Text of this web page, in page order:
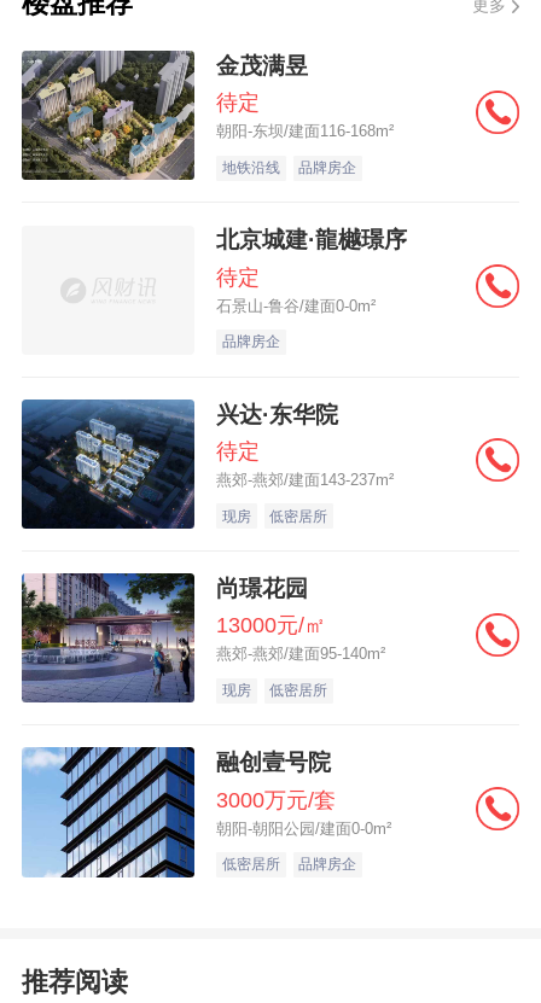
房地产泡沫形成的另一重要原因。受新古典
经济理论影响，美国政府在监管理念方面过
分相信市场，认为*少的监管就是较好的监
管。在缺少政府监管机制制约的情况下，一
些商业银行、*银行和保险公司在高利润的刺
激下，甘冒风险，*具有短期行为特征，将*
变为了投机。这些机构的高管们捞够钱后那
怕洪水滔天，对未来的风险视而不见。 信息
不对称和信息不透明是高管们能够为所欲为
懂，称之为华尔街的巫师语言。这导致很多
人上当受骗，盲目相信这些华尔街巫师们能
点石成金的谎言。 高管们的薪金和奖金由短
们急功近利的行为。 美联储在连续实施几年
的低利率政策后，为抑制通货膨胀，采取了
逆周期调节政策，从2004年6月到2006年6月
的两年里连续17次提高利率，将联邦基金利
购房压力增加，银行流动性紧张，促使2007
年2月次级贷款问题暴露出来。 在这些因素
的合力下，美国房地产泡沫得以形成并不断
是原因之一，而美联储货币政策没有问题。
更多
金茂满昱
待定
朝阳-东坝/建面116-168m²
地铁沿线 品牌房企
北京城建·龍樾璟序
待定
石景山-鲁谷/建面0-0m²
品牌房企
兴达·东华院
待定
燕郊-燕郊/建面143-237m²
现房 低密居所
尚璟花园
13000元/㎡
燕郊-燕郊/建面95-140m²
现房 低密居所
融创壹号院
3000万元/套
朝阳-朝阳公园/建面0-0m²
低密居所 品牌房企
推荐阅读